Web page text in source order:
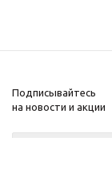
Подписывайтесь
на новости и акции